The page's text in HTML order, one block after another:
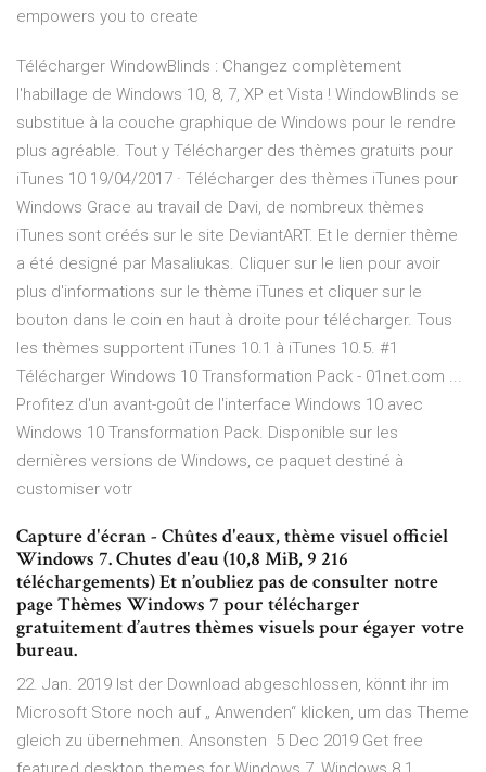
empowers you to create
Télécharger WindowBlinds : Changez complètement
l'habillage de Windows 10, 8, 7, XP et Vista ! WindowBlinds se
substitue à la couche graphique de Windows pour le rendre
plus agréable. Tout y Télécharger des thèmes gratuits pour
iTunes 10 19/04/2017 · Télécharger des thèmes iTunes pour
Windows Grace au travail de Davi, de nombreux thèmes
iTunes sont créés sur le site DeviantART. Et le dernier thème
a été designé par Masaliukas. Cliquer sur le lien pour avoir
plus d'informations sur le thème iTunes et cliquer sur le
bouton dans le coin en haut à droite pour télécharger. Tous
les thèmes supportent iTunes 10.1 à iTunes 10.5. #1
Télécharger Windows 10 Transformation Pack - 01net.com ...
Profitez d'un avant-goût de l'interface Windows 10 avec
Windows 10 Transformation Pack. Disponible sur les
dernières versions de Windows, ce paquet destiné à
customiser votr
Capture d'écran - Chûtes d'eaux, thème visuel officiel
Windows 7. Chutes d'eau (10,8 MiB, 9 216
téléchargements) Et n’oubliez pas de consulter notre
page Thèmes Windows 7 pour télécharger
gratuitement d’autres thèmes visuels pour égayer votre
bureau.
22. Jan. 2019 Ist der Download abgeschlossen, könnt ihr im
Microsoft Store noch auf „ Anwenden“ klicken, um das Theme
gleich zu übernehmen. Ansonsten 5 Dec 2019 Get free